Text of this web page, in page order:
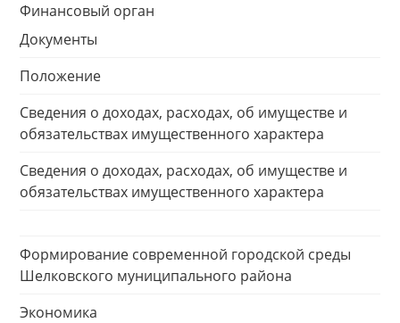
Финансовый орган
Документы
Положение
Сведения о доходах, расходах, об имуществе и
обязательствах имущественного характера
Сведения о доходах, расходах, об имуществе и
обязательствах имущественного характера
Формирование современной городской среды
Шелковского муниципального района
Экономика